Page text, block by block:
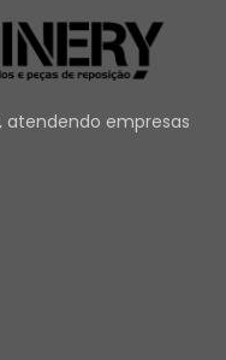
atendendo empresas